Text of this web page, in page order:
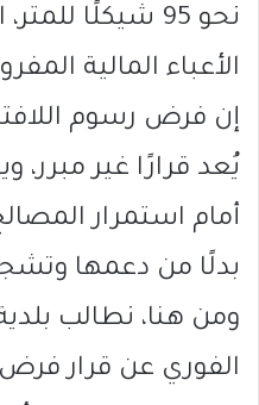
نحو 95 شيكلًا
الأعباء المالية
إن فرض رسوم
يُعد قرارًا غير مبرر،
أمام استمرار
بدلًا من دعمها
ومن هنا، نطالب
الفوري عن قرار فرض